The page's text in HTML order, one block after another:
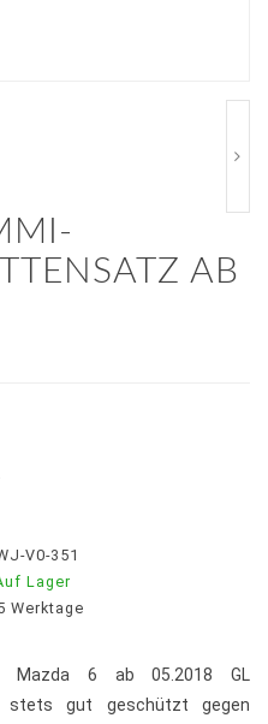
AB
V0-351
Lager
Werktage
Mazda 6 ab 05.2018 GL
stets gut geschützt gegen